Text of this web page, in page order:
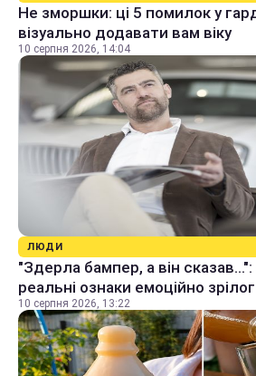
Не зморшки: ці 5 помилок у
візуально додавати вам віку
10 серпня 2026, 14:04
ЛЮДИ
"Здерла бампер, а він
реальні ознаки емоційно
10 серпня 2026, 13:22